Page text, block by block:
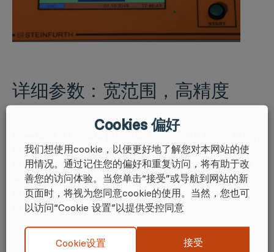
详细参数： 宽范围，高精度
Steinfurth TMS5010 自动扭矩测试系统拥有独立于用户的
精确扭矩和应用角度测量。设备可实现双向0-50 in-lbs的
扭矩范围，精度可达±0.25% F.S.，而分辨率更是达到0.03
in-lbs。同时，设备拥有IP65的防护等级，配备坚固耐用的
设备外壳，可完全防止粉尘进入，并无惧液体的低压喷
射。
Cookies 偏好
我们想使用cookie，以便更好地了解您对本网站的使
用情况。通过记住您的偏好和重复访问，将有助于改
善您的访问体验。当您单击“接受”或导航到网站的新
页面时，将视为您同意cookie的使用。当然，您也可
以访问“Cookie 设置”以提供受控同意
Cookie设置 接受